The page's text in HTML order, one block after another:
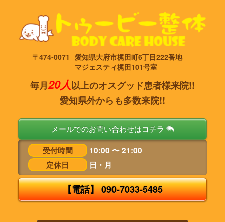
〒474-0071 愛知県大府市梶田町6丁目222番地
マジェスティ梶田101号室
毎月20人以上のオスグッド患者様来院!!
愛知県外からも多数来院!!
メールでのお問い合わせはコチラ
受付時間
10:00 〜 21:00
定休日
日・月
【電話】 090-7033-5485